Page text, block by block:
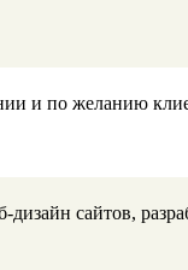
и по желанию
сайтов,